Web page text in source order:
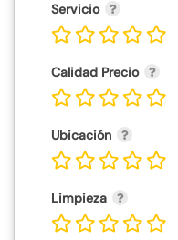
Servicio
Calidad Precio
Ubicación
Limpieza